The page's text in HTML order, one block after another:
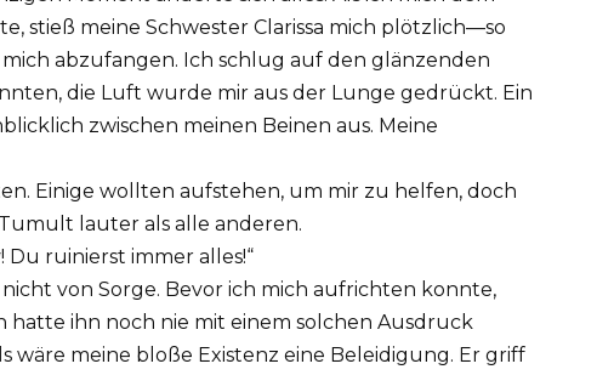
stieß meine Schwester Clarissa mich plötzlich—so
mich abzufangen. Ich schlug auf den glänzenden
die Luft wurde mir aus der Lunge gedrückt. Ein
zwischen meinen Beinen aus. Meine
Einige wollten aufstehen, um mir zu helfen, doch
lauter als alle anderen.
Du ruinierst immer alles!“
von Sorge. Bevor ich mich aufrichten konnte,
hatte ihn noch nie mit einem solchen Ausdruck
wäre meine bloße Existenz eine Beleidigung. Er griff